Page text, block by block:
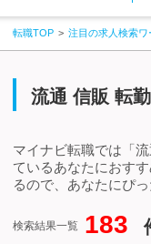
転職TOP 注目の求人検索ワ
流通 信販 転
マイナビ転職では「
ているあなたにおす
るので、あなたにぴ
検索結果一覧 183